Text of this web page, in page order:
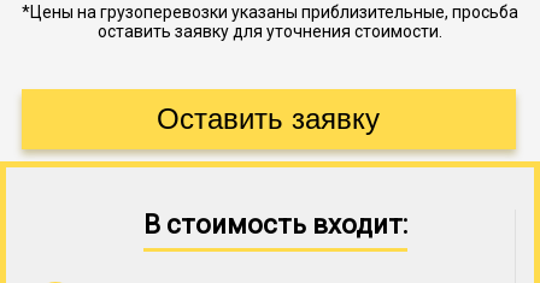
*Цены на грузоперевозки указаны приблизительные, просьба
оставить заявку для уточнения стоимости.
В стоимость входит: